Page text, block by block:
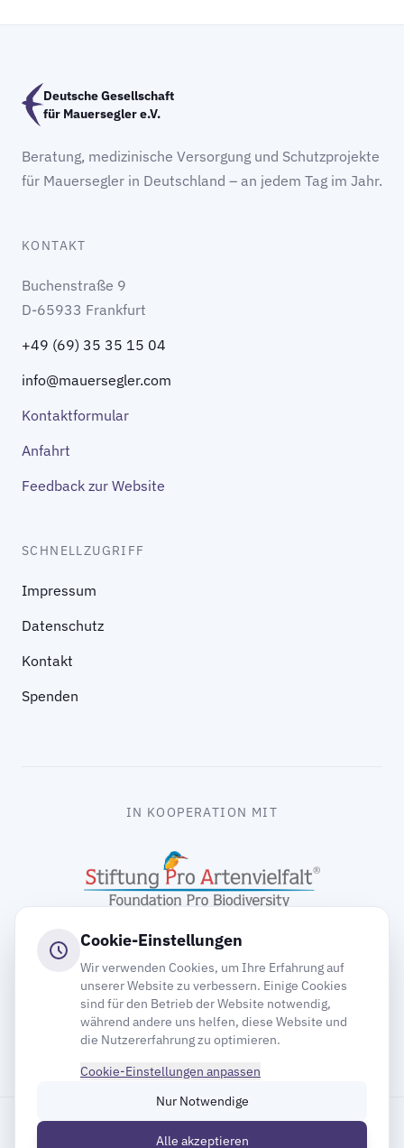
Deutsche Gesellschaft
für Mauersegler e.V.
Beratung, medizinische Versorgung und Schutzprojekte
für Mauersegler in Deutschland – an jedem Tag im Jahr.
KONTAKT
Buchenstraße 9
D-65933 Frankfurt
+49 (69) 35 35 15 04
info@mauersegler.com
Kontaktformular
Anfahrt
Feedback zur Website
SCHNELLZUGRIFF
Impressum
Datenschutz
Kontakt
Spenden
IN KOOPERATION MIT
gooding
Cookie-Einstellungen
Wir verwenden Cookies, um Ihre Erfahrung auf
unserer Website zu verbessern. Einige Cookies
sind für den Betrieb der Website notwendig,
während andere uns helfen, diese Website und
die Nutzererfahrung zu optimieren.
Cookie-Einstellungen anpassen
Nur Notwendige
Alle akzeptieren